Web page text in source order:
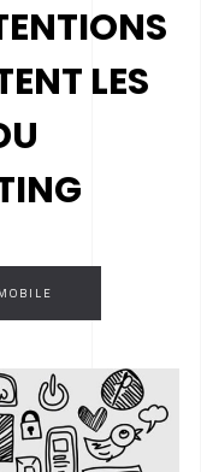
LES